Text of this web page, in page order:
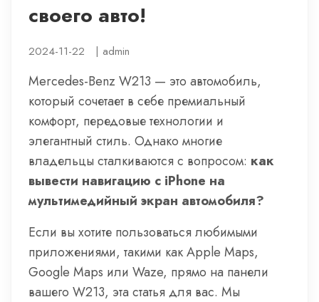
своего авто!
2024-11-22 | admin
Mercedes-Benz W213 — это автомобиль,
который сочетает в себе премиальный
комфорт, передовые технологии и
элегантный стиль. Однако многие
владельцы сталкиваются с вопросом: как
вывести навигацию с iPhone на
мультимедийный экран автомобиля?
Если вы хотите пользоваться любимыми
приложениями, такими как Apple Maps,
Google Maps или Waze, прямо на панели
вашего W213, эта статья для вас. Мы